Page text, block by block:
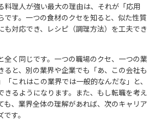
料理人が強い最大の理由は、それが「応用
です。一つの食材のクセを知ると、似た性質
も対応でき、レシピ（調理方法）を工夫でき
全く同じです。一つの職場のクセ、一つの業
ると、別の業界や企業でも「あ、この会社も
これはこの業界では一般的なんだな」と、
きるようになります。また、もし転職を考え
も、業界全体の理解があれば、次のキャリア
す。